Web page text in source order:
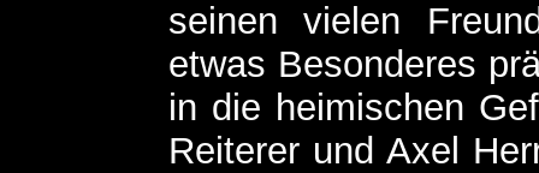
seinen vielen
etwas Besonderes
in die heimischen
Reiterer und Axel